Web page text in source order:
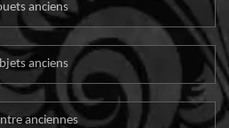
anciens
anciens
anciennes